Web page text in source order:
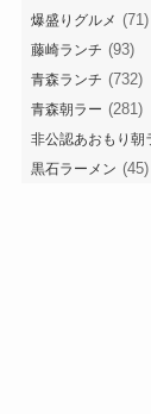
爆盛りグルメ (71)
藤崎ランチ (93)
青森ランチ (732)
青森朝ラー (281)
非公認あおもり朝
黒石ラーメン (45)